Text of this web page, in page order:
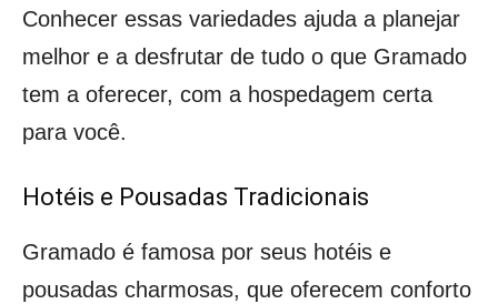
Conhecer essas variedades ajuda a planejar
melhor e a desfrutar de tudo o que Gramado
tem a oferecer, com a hospedagem certa
para você.
Hotéis e Pousadas Tradicionais
Gramado é famosa por seus hotéis e
pousadas charmosas, que oferecem conforto